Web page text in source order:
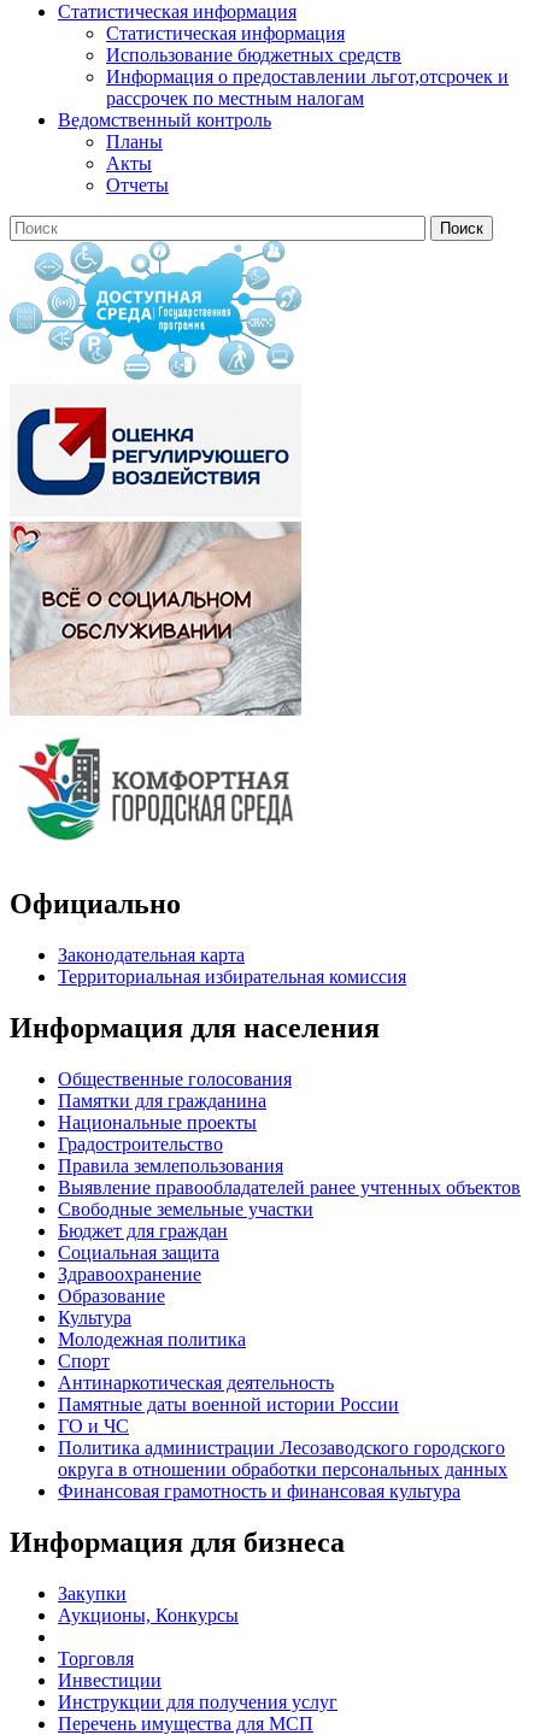
Статистическая информация
Статистическая информация
Использование бюджетных средств
Информация о предоставлении льгот,отсрочек и
рассрочек по местным налогам
Ведомственный контроль
Планы
Акты
Отчеты
Официально
Законодательная карта
Территориальная избирательная комиссия
Информация для населения
Общественные голосования
Памятки для гражданина
Национальные проекты
Градостроительство
Правила землепользования
Выявление правообладателей ранее учтенных объектов
Свободные земельные участки
Бюджет для граждан
Социальная защита
Здравоохранение
Образование
Культура
Молодежная политика
Спорт
Антинаркотическая деятельность
Памятные даты военной истории России
ГО и ЧС
Политика администрации Лесозаводского городского
округа в отношении обработки персональных данных
Финансовая грамотность и финансовая культура
Информация для бизнеса
Закупки
Аукционы, Конкурсы
Торговля
Инвестиции
Инструкции для получения услуг
Перечень имущества для МСП